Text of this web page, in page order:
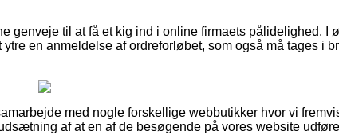
genveje til at få et kig ind i online firmaets pålidelighed. I
en anmeldelse af ordreforløbet, som også må tages i
med nogle forskellige webbutikker hvor vi
af at en af de besøgende på vores website